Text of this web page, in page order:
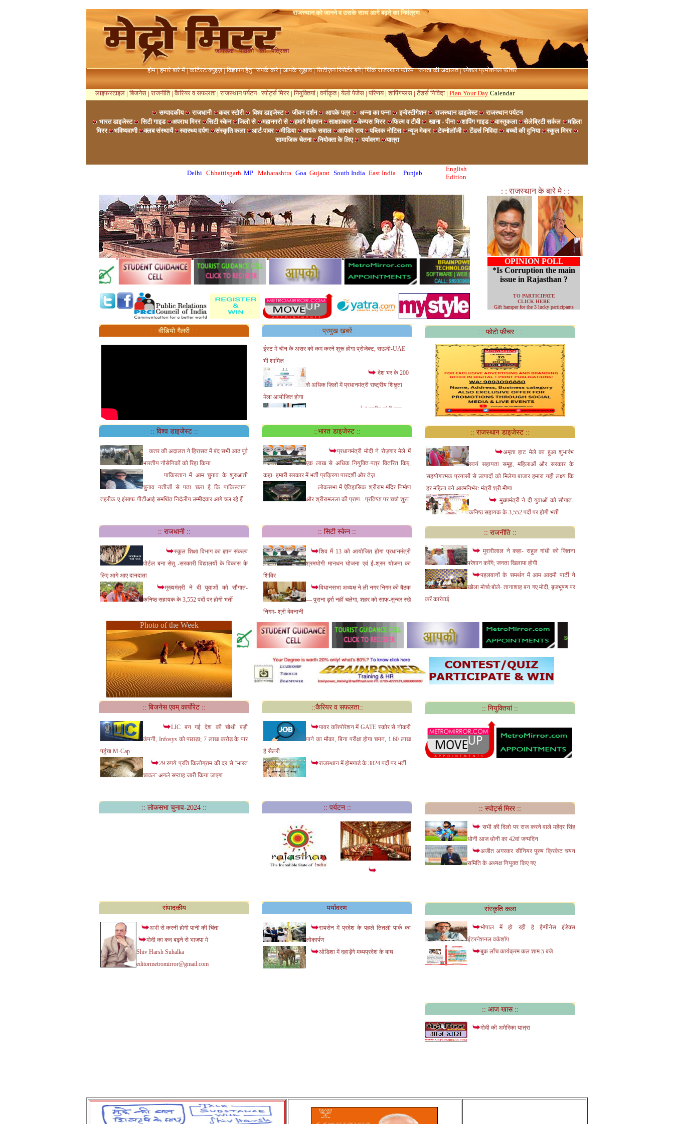
राजस्थान को जानने व उसके साथ आगे बढ़ने का निमंत्रण
जागरूक पाठको की पत्रिका
होम|हमारे बारे में|कांटेस्ट/क्युइज़|विज्ञापन हेतु|संपर्क करे|आपके सुझाव|सिटीज़न रिपोर्टर बने|थिंक राजस्थान फोरम|जनता की अदालत|स्पेशल प्रमोशनल फ़ीचर
लाइफस्टाइल |बिजनेस |राजनीति|कैरियर व सफलता |राजस्थान पर्यटन|स्पोर्ट्स मिरर |नियुक्तियां | वर्गीकृत|येलो पेजेस |परिणय|शापिंगप्लस |टेंडर्स निविदा | Plan Your Day Calendar
सम्पादकीय राजधानी कवर स्टोरी विश्व डाइजेस्ट जीवन दर्शन आपके पत्र अन्ना का पन्ना इन्वेस्टीगेशन राजस्थान डाइजेस्ट
राजस्थान पर्यटन
भारत डाइजेस्ट
सिटी गाइड अपराध मिरर सिटी स्केन जिलो से महानगरो से हमारे मेहमान साक्षात्कार केम्पस मिरर फिल्म व टीवी खाना - पीना शापिंग गाइड वास्तुकला सेलेब्रिटी सर्कल
महिला
मिरर
भविष्यवाणी क्लब संस्थायें स्वास्थ्य दर्पण संस्कृति कला आर्ट-पावर मीडिया आपके सवाल आपकी राय पब्लिक नोटिस न्यूज मेकर टेक्नोलॉजी टेंडर्स निविदा बच्चों की दुनिया
स्कूल मिरर
सामाजिक चेतना
नियोक्ता के लिए पर्यावरण यात्रा
Delhi Chhattisgarh MP Maharashtra Goa Gujarat South India East India Punjab
English
Edition
: : राजस्थान के बारे मे : :
OPINION POLL
*Is Corruption the main
issue in Rajasthan ?
TO PARTICIPATE
CLICK HERE
Gift hamper for the 3 lucky participants
: : वीडियो गैलरी : : : : प्रमुख ख़बरें : :
सऊदी में अमेरिकी
सुरक्षा सलाहकार से मिले अजीत डोभाल:मिडिल
ईस्ट में चीन के असर को कम करने शुरू होगा प्रोजेक्ट, सऊदी-UAE
भी शामिल
से अधिक ज़िलों में प्रधानमंत्री राष्ट्रीय शिक्षुता
मेला आयोजित होगा
मित्र इंटर्नशिप कार्यक्रम की समीक्षा बैठक - इंटर्न्स
जयपुर में चार साल बाद होंगे
में खेलेगी पांच मैच; जानें- क्या रहेगा शेड्यूल
: : फोटो फ़ीचर : :
:: विश्व डाइजेस्ट ::
कतर की अदालत ने हिरासत में बंद सभी आठ पूर्व
भारतीय नौसेनिकों को रिहा किया
पाकिस्तान में आम चुनाव के शुरुआती
चुनाव नतीजों से पता चला है कि पाकिस्तान-
तहरीक-ए-इंसाफ-पीटीआई समर्थित निर्दलीय उम्‍मीदवार आगे चल रहे हैं
::भारत डाइजेस्ट ::
प्रधानमंत्री मोदी ने रोज़गार मेले में
एक लाख से अधिक नियुक्ति-पत्र वितरित किए,
कहा- हमारी सरकार में भर्ती प्रक्रिया पारदर्शी और तेज़
लोकसभा में ऐतिहासिक श्रीराम मंदिर निर्माण
और श्रीरामलला की प्राण- -प्रतिष्ठा पर चर्चा शुरू
:: राजस्थान डाइजेस्ट ::
अमृता हाट मेले का हुआ शुभारंभ
स्वयं सहायता समूह, महिलाओं और सरकार के
सहयोगात्मक प्रयासों से उत्पादों को मिलेगा बाजार हमारा यही लक्ष्य कि
हर महिला बने आत्मनिर्भरः मंत्री श्री मीणा
मुख्यमंत्री ने दी युवाओं को सौगात-
कनिष्ठ सहायक के 3,552 पदों पर होगी भर्ती
:: राजधानी ::
स्कूल शिक्षा विभाग का ज्ञान संकल्प
पोर्टल बना सेतु -सरकारी विद्यालयों के विकास के
लिए आगे आए दानदाता
मुख्यमंत्री ने दी युवाओं को सौगात-
कनिष्ठ सहायक के 3,552 पदों पर होगी भर्ती
:: सिटी स्केन ::
शिव में 13 को आयोजित होगा प्रधानमंत्री
श्रमयोगी मानधन योजना एवं ई-श्रम योजना का
शिविर
विधानसभा अध्यक्ष ने ली नगर निगम की बैठक
— पुराना ढ़र्रा नहीं चलेगा, शहर को साफ-सुन्दर रखे
निगम- श्री देवनानी
:: राजनीति ::
मुरारीलाल ने कहा- राहुल गांधी को जितना
परेशान करेंगे; जनता खिलाफ होगी
पहलवानों के समर्थन में आम आदमी पार्टी ने
खोला मोर्चा:बोले- तानाशाह बन गए मोदी, बृजभूषण पर
करें कार्रवाई
Photo of the Week
:: बिजनेस एवम् कार्पोरेट ::
LIC बन गई देश की चौथी बड़ी
कंपनी, Infosys को पछाड़ा; 7 लाख करोड़ के पार
पहुंचा M-Cap
29 रुपये प्रति किलोग्राम की दर से ''भारत
चावल'' अगले सप्ताह जारी किया जाएगा
::कैरियर व सफलता::
पावर कॉरपोरेशन में GATE स्कोर से नौकरी
पाने का मौका, बिना परीक्षा होगा चयन, 1.60 लाख
है सैलरी
राजस्थान में होमगार्ड के 3824 पदों पर भर्ती
:: नियुक्तियां ::
:: लोकसभा चुनाव-2024 :: :: पर्यटन :: :: स्पोर्ट्स मिरर ::
सभी की दिलो पर राज करने वाले महेंद्र सिंह
धोनी आज धोनी का 42वां जन्मदिन
अजीत अगरकर सीनियर पुरुष क्रिकेट चयन
समिति के अध्यक्ष नियुक्त किए गए
:: संपादकीय ::
अभी से करनी होगी पानी की चिंता
मोदी का कद बढ़ने से भाजपा मे
Shiv Harsh Suhalka
editormetromirror@gmail.com
:: पर्यावरण ::
रायसेन में प्रदेश के पहले तितली पार्क का
लोकार्पण
ओडिशा में दहाड़ेंगे मध्यप्रदेश के बाघ
:: संस्कृति कला ::
भोपाल में हो रही है हैप्पीनेस इंडेक्स
इंटरनेशनल वर्कशॉप
बुक लॉंच कार्यक्रम कल शाम 5 बजे
:: आज खास ::
मोदी की अमेरिका यात्रा